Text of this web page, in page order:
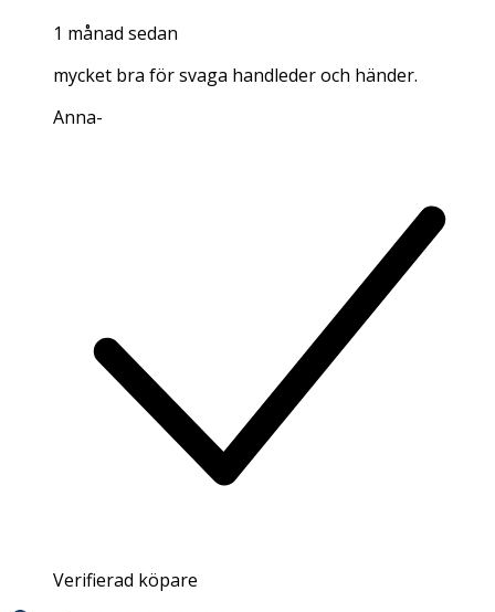
1 månad sedan
mycket bra för svaga handleder och händer.
Anna-
Verifierad köpare